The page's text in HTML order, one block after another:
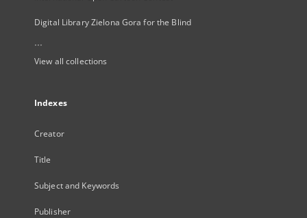
Digital Library Zielona Gora for the Blind
...
View all collections
Indexes
Creator
Title
Subject and Keywords
Publisher